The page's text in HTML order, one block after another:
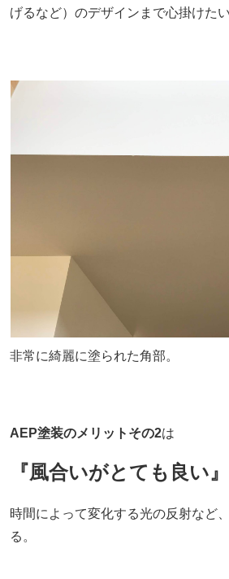
げるなど）のデザインまで心掛けたい
非常に綺麗に塗られた角部。
AEP塗装のメリットその2は
『風合いがとても良い』
時間によって変化する光の反射など
る。